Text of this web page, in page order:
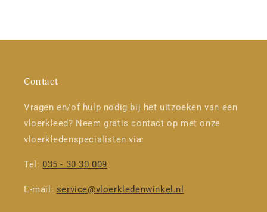
Contact
Vragen en/of hulp nodig bij het uitzoeken van een
vloerkleed? Neem gratis contact op met onze
vloerkledenspecialisten via:
Tel: 035 - 30 30 009
E-mail: service@vloerkledenwinkel.nl